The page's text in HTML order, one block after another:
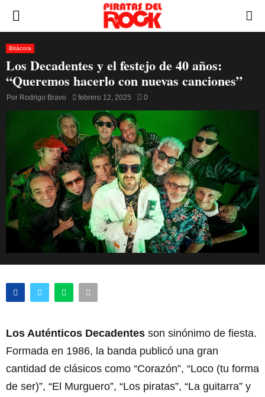
PRIMARY
MENU
Bitácora
Los Decadentes y el festejo de 40 años:
“Queremos hacerlo con nuevas canciones”
Por Rodrigo Bravo febrero 12, 2025 0
Los Auténticos Decadentes son sinónimo de fiesta.
Formada en 1986, la banda publicó una gran
cantidad de clásicos como “Corazón”, “Loco (tu forma
de ser)”, “El Murguero”, “Los piratas”, “La guitarra” y